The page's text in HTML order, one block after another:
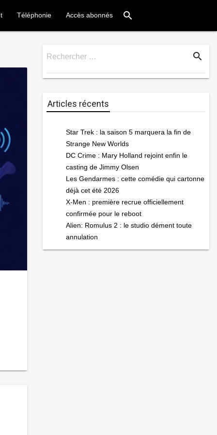
Téléphonie Accès abonnés search
Rechercher … search
Articles récents
Star Trek : la saison 5 marquera la fin de
Strange New Worlds
DC Crime : Mary Holland rejoint enfin le
casting de Jimmy Olsen
Les Gendarmes : cette comédie qui cartonne
déjà cet été 2026
X-Men : première recrue officiellement
confirmée pour le reboot
Alien: Romulus 2 : le studio dément toute
annulation